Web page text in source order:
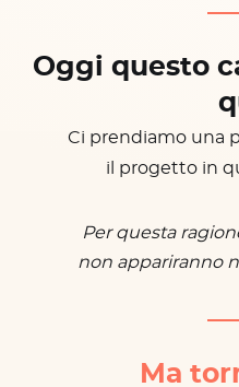
Oggi questo
Ci prendiamo una
il progetto in
Per questa
non appariranno
Ma